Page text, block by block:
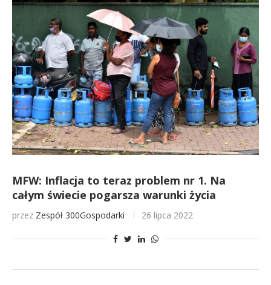
MFW: Inflacja to teraz problem nr 1. Na
całym świecie pogarsza warunki życia
przez Zespół 300Gospodarki 26 lipca 2022